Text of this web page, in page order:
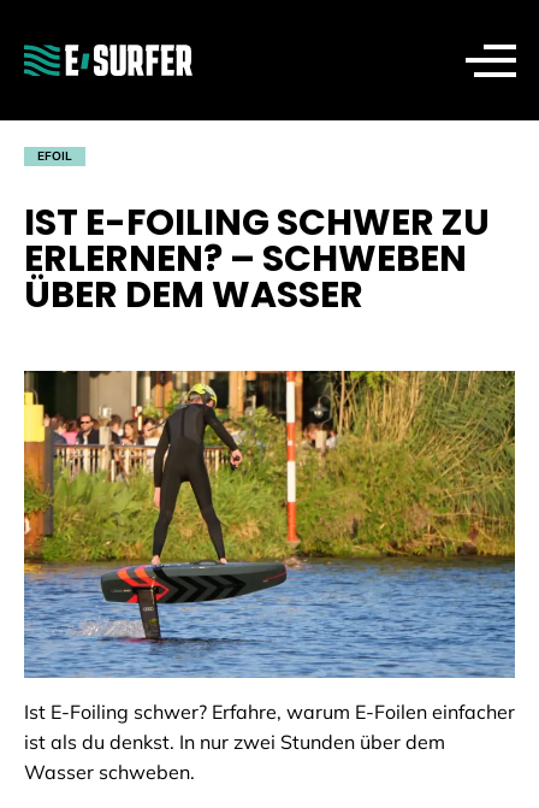
EFOIL
IST E-FOILING SCHWER ZU
ERLERNEN? – SCHWEBEN
ÜBER DEM WASSER
Ist E-Foiling schwer? Erfahre, warum E-Foilen einfacher
ist als du denkst. In nur zwei Stunden über dem
Wasser schweben.